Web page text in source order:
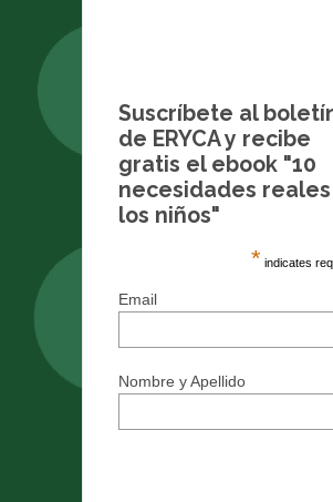
Suscríbete al
de ERYCA y recibe
gratis el ebook "10
necesidades
los niños"
* indicates
Email
Nombre y Apellido